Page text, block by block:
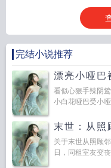
完结小说推荐
漂亮小哑巴
看似心狠手辣阴
小白花哑巴受小
末世：从照
关于末世从照顾
日，同租室友变